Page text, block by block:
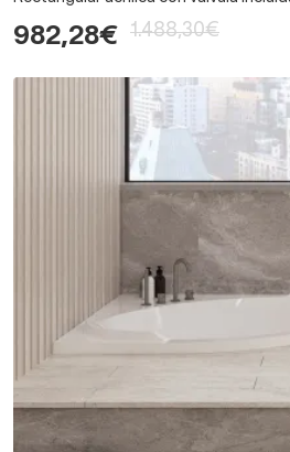
982,28€ 1.488,30€